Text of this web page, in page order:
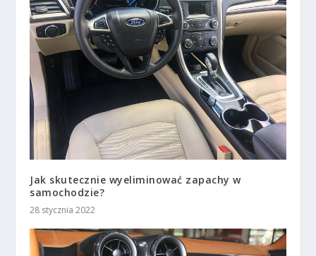
Jak skutecznie wyeliminować zapachy w
samochodzie?
28 stycznia 2022